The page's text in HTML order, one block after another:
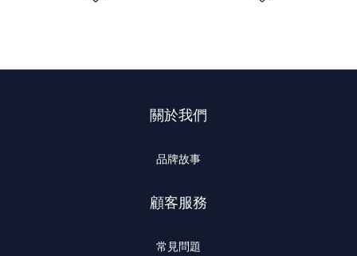
關於我們
品牌故事
顧客服務
常見問題